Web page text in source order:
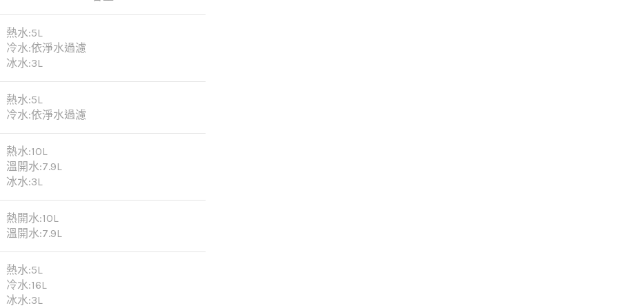
熱水:5L
冷水:依淨水過濾
冰水:3L
熱水:5L
冷水:依淨水過濾
熱水:10L
溫開水:7.9L
冰水:3L
熱開水:10L
溫開水:7.9L
熱水:5L
冷水:16L
冰水:3L